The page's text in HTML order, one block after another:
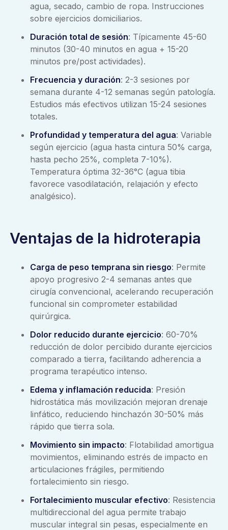
agua, secado, cambio de ropa. Instrucciones
sobre ejercicios domiciliarios.
Duración total de sesión: Típicamente 45-60
minutos (30-40 minutos en agua + 15-20
minutos pre/post actividades).
Frecuencia y duración: 2-3 sesiones por
semana durante 4-12 semanas según patología.
Estudios más efectivos utilizan 15-24 sesiones
totales.
Profundidad y temperatura del agua: Variable
según ejercicio (agua hasta cintura 50% carga,
hasta pecho 25%, completa 7-10%).
Temperatura óptima 32-36°C (agua tibia
favorece vasodilatación, relajación y efecto
analgésico).
Ventajas de la hidroterapia
Carga de peso temprana sin riesgo: Permite
apoyo progresivo 2-4 semanas antes que
cirugía convencional, acelerando recuperación
funcional sin comprometer estabilidad
quirúrgica.
Dolor reducido durante ejercicio: 60-70%
reducción de dolor percibido durante ejercicios
comparado a tierra, facilitando adherencia a
programa terapéutico intenso.
Edema y inflamación reducida: Presión
hidrostática más movilización mejoran drenaje
linfático, reduciendo hinchazón 30-50% más
rápido que tierra sola.
Movimiento sin impacto: Flotabilidad amortigua
movimientos, eliminando estrés de impacto en
articulaciones frágiles, permitiendo
fortalecimiento sin riesgo.
Fortalecimiento muscular efectivo: Resistencia
multidireccional del agua permite trabajo
muscular integral sin pesas, especialmente en